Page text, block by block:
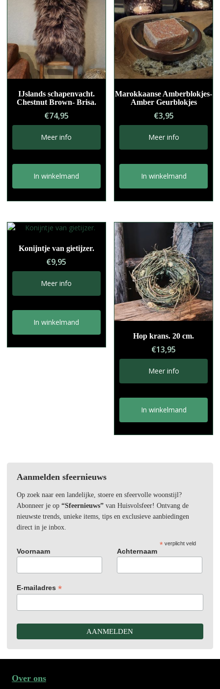
e
:
IJslands schapenvacht.
Chestnut Brown- Brisa.
€74,95
Meer info
In winkelmand
Marokkaanse Amberblokjes-
Amber Geurblokjes
€3,95
Meer info
In winkelmand
Konijntje van gietijzer.
€9,95
Meer info
In winkelmand
Hop krans. 20 cm.
€13,95
Meer info
In winkelmand
Aanmelden sfeernieuws
Op zoek naar een landelijke, stoere en sfeervolle woonstijl?
Abonneer je op “Sfeernieuws”van Huisvolsfeer! Ontvang de
nieuwste trends, unieke items, tips en exclusieve aanbiedingen
direct in je inbox.
*verplicht veld
Voornaam Achternaam
E-mailadres *
Over ons